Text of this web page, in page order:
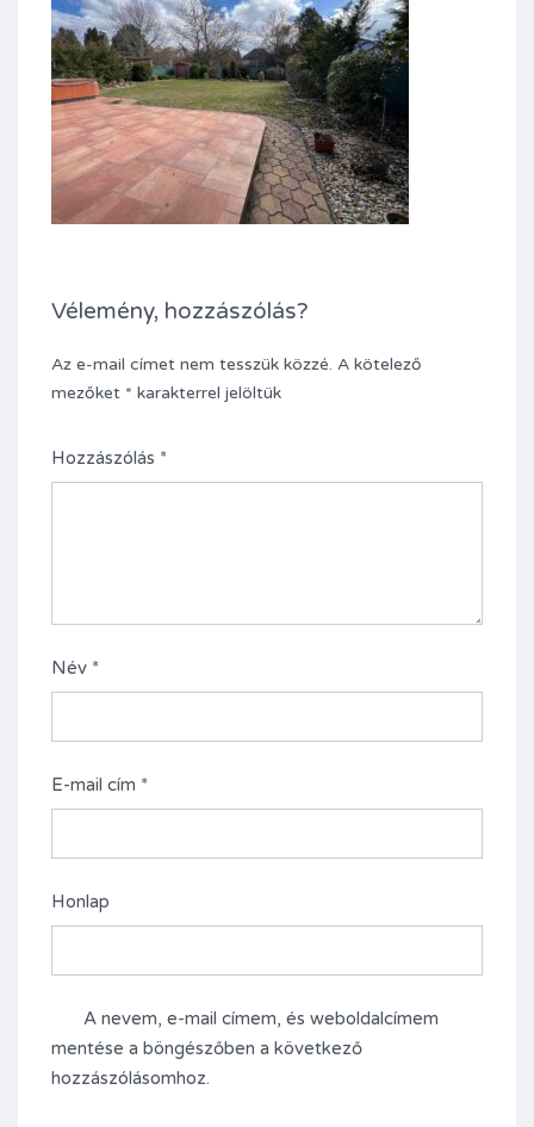
Vélemény, hozzászólás?
Az e-mail címet nem tesszük közzé. A kötelező
mezőket * karakterrel jelöltük
Hozzászólás *
Név *
E-mail cím *
Honlap
A nevem, e-mail címem, és weboldalcímem
mentése a böngészőben a következő
hozzászólásomhoz.